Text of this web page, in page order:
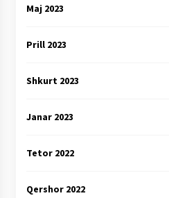
Maj 2023
Prill 2023
Shkurt 2023
Janar 2023
Tetor 2022
Qershor 2022